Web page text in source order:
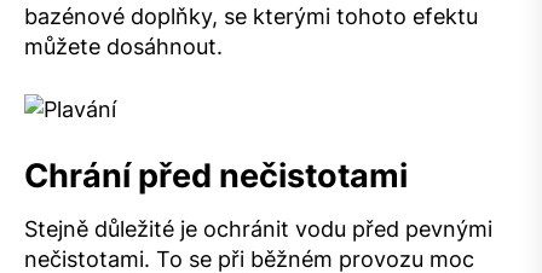
bazénové doplňky, se kterými tohoto efektu
můžete dosáhnout.
Chrání před nečistotami
Stejně důležité je ochránit vodu před pevnými
nečistotami. To se při běžném provozu moc